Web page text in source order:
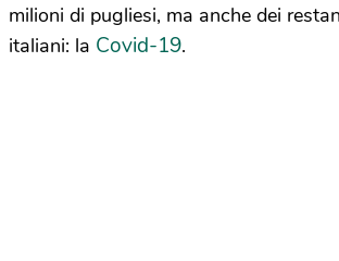
milioni di pugliesi, ma anche dei
italiani: la Covid-19.